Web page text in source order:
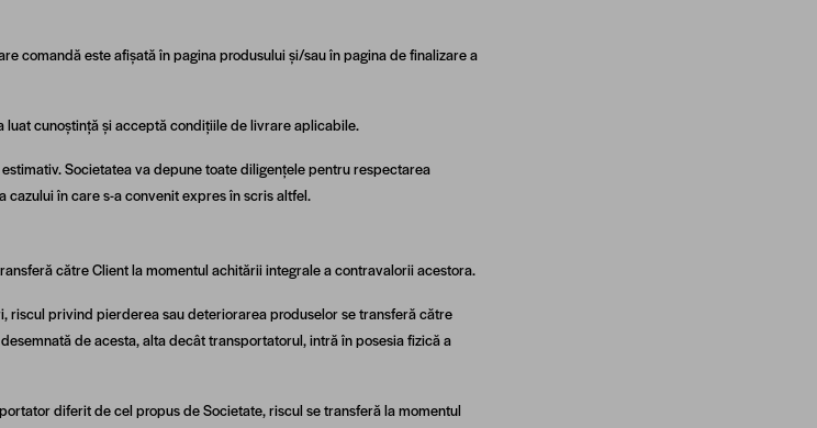
comandă este afișată în pagina produsului și/sau în pagina de finalizare a
luat cunoștință și acceptă condițiile de livrare aplicabile.
Societatea va depune toate diligențele pentru respectarea
în care s-a convenit expres în scris altfel.
către Client la momentul achitării integrale a contravalorii acestora.
riscul privind pierderea sau deteriorarea produselor se transferă către
de acesta, alta decât transportatorul, intră în posesia fizică a
diferit de cel propus de Societate, riscul se transferă la momentul